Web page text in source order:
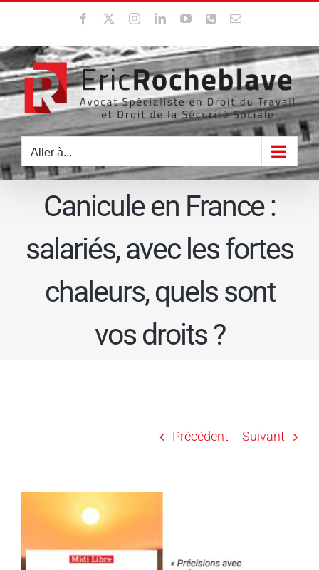
contenu
Facebook InstagramLinkedInYouTubeWhatsApp
Email
Aller à...
Canicule en France :
salariés, avec les fortes
chaleurs, quels sont
vos droits ?
Précédent Suivant